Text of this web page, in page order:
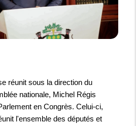
réunit sous la direction du
nationale, Michel Régis
en Congrès. Celui-ci,
l'ensemble des députés et